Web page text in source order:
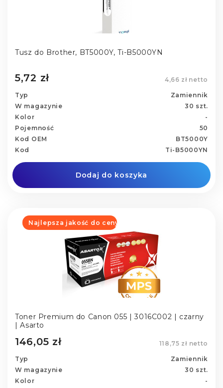
Tusz do Brother, BT5000Y, Ti-B5000YN
5,72 zł 4,66 zł netto
Typ
Zamiennik
W magazynie
30 szt.
Kolor
-
Pojemność
50
Kod OEM
BT5000Y
Kod
Ti-B5000YN
Dodaj do koszyka
Najlepsza jakość do ceny
Toner Premium do Canon 055 | 3016C002 | czarny
| Asarto
146,05 zł 118,75 zł netto
Typ
Zamiennik
W magazynie
30 szt.
Kolor
-